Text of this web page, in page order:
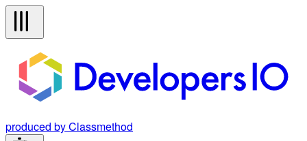
produced by Classmethod